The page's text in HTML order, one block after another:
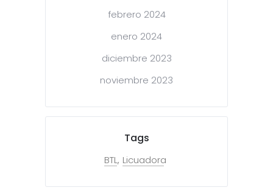
febrero 2024
enero 2024
diciembre 2023
noviembre 2023
Tags
BTL Licuadora